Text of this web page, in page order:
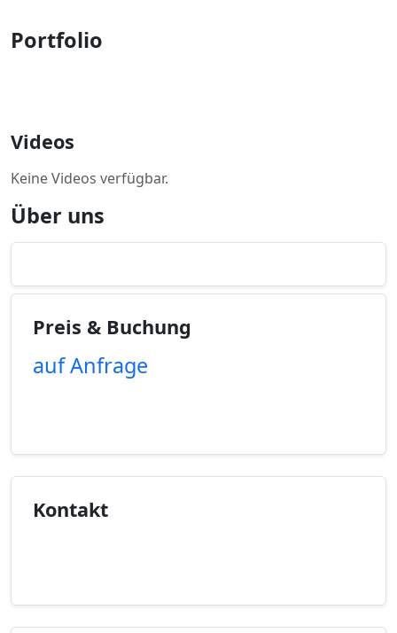
Portfolio
Videos
Keine Videos verfügbar.
Über uns
Preis & Buchung
auf Anfrage
Kontakt